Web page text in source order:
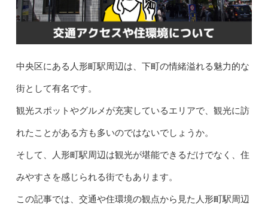
中央区にある人形町駅周辺は、下町の情緒溢れる魅力的な
街として有名です。
観光スポットやグルメが充実しているエリアで、観光に訪
れたことがある方も多いのではないでしょうか。
そして、人形町駅周辺は観光が堪能できるだけでなく、住
みやすさを感じられる街でもあります。
この記事では、交通や住環境の観点から見た人形町駅周辺